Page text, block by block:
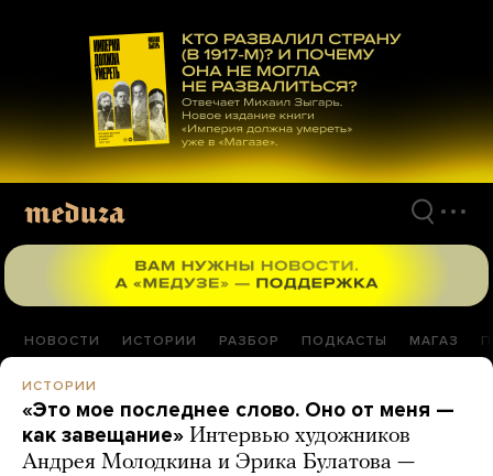
материалам
НОВОСТИ ИСТОРИИ РАЗБОР ПОДКАСТЫ МАГАЗ
ИСТОРИИ
«Это мое последнее слово. Оно от меня —
как завещание» Интервью художников
Андрея Молодкина и Эрика Булатова —